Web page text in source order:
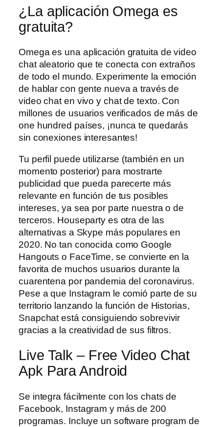
¿La aplicación Omega es
gratuita?
Omega es una aplicación gratuita de video
chat aleatorio que te conecta con extraños
de todo el mundo. Experimente la emoción
de hablar con gente nueva a través de
video chat en vivo y chat de texto. Con
millones de usuarios verificados de más de
one hundred países, ¡nunca te quedarás
sin conexiones interesantes!
Tu perfil puede utilizarse (también en un
momento posterior) para mostrarte
publicidad que pueda parecerte más
relevante en función de tus posibles
intereses, ya sea por parte nuestra o de
terceros. Houseparty es otra de las
alternativas a Skype más populares en
2020. No tan conocida como Google
Hangouts o FaceTime, se convierte en la
favorita de muchos usuarios durante la
cuarentena por pandemia del coronavirus.
Pese a que Instagram le comió parte de su
territorio lanzando la función de Historias,
Snapchat está consiguiendo sobrevivir
gracias a la creatividad de sus filtros.
Live Talk – Free Video Chat
Apk Para Android
Se integra fácilmente con los chats de
Facebook, Instagram y más de 200
programas. Incluye un software program de